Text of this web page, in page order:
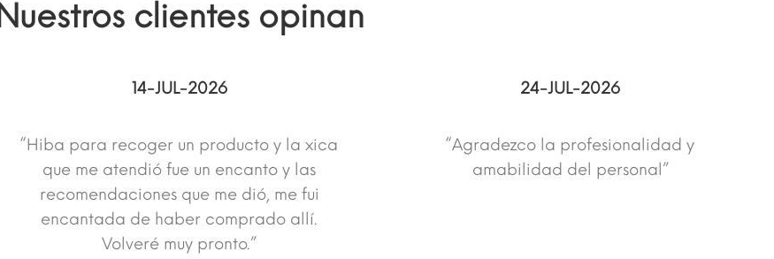
Nuestros clientes opinan
14-JUL-2026
“Hiba para recoger un producto y la xica
que me atendió fue un encanto y las
recomendaciones que me dió, me fui
encantada de haber comprado allí.
Volveré muy pronto.”
24-JUL-2026
“Agradezco la profesionalidad y
amabilidad del personal”